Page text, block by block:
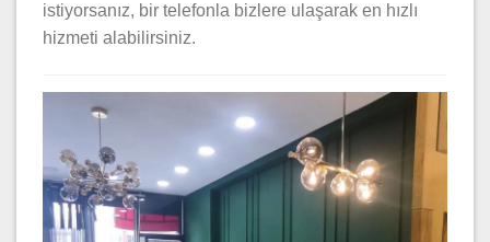
istiyorsanız, bir telefonla bizlere ulaşarak en hızlı
hizmeti alabilirsiniz.